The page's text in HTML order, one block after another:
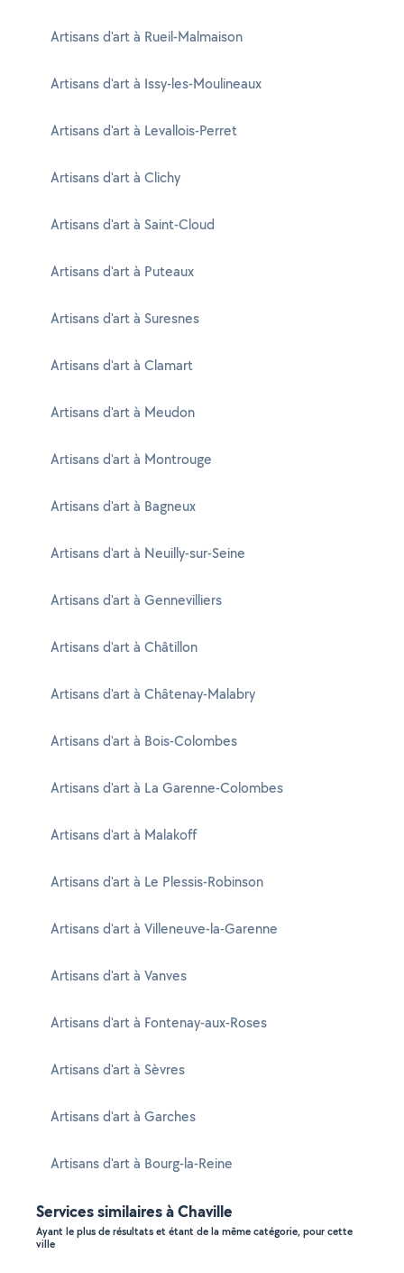
Artisans d'art à Rueil-Malmaison
Artisans d'art à Issy-les-Moulineaux
Artisans d'art à Levallois-Perret
Artisans d'art à Clichy
Artisans d'art à Saint-Cloud
Artisans d'art à Puteaux
Artisans d'art à Suresnes
Artisans d'art à Clamart
Artisans d'art à Meudon
Artisans d'art à Montrouge
Artisans d'art à Bagneux
Artisans d'art à Neuilly-sur-Seine
Artisans d'art à Gennevilliers
Artisans d'art à Châtillon
Artisans d'art à Châtenay-Malabry
Artisans d'art à Bois-Colombes
Artisans d'art à La Garenne-Colombes
Artisans d'art à Malakoff
Artisans d'art à Le Plessis-Robinson
Artisans d'art à Villeneuve-la-Garenne
Artisans d'art à Vanves
Artisans d'art à Fontenay-aux-Roses
Artisans d'art à Sèvres
Artisans d'art à Garches
Artisans d'art à Bourg-la-Reine
Services similaires à Chaville
Ayant le plus de résultats et étant de la même catégorie, pour cette
ville